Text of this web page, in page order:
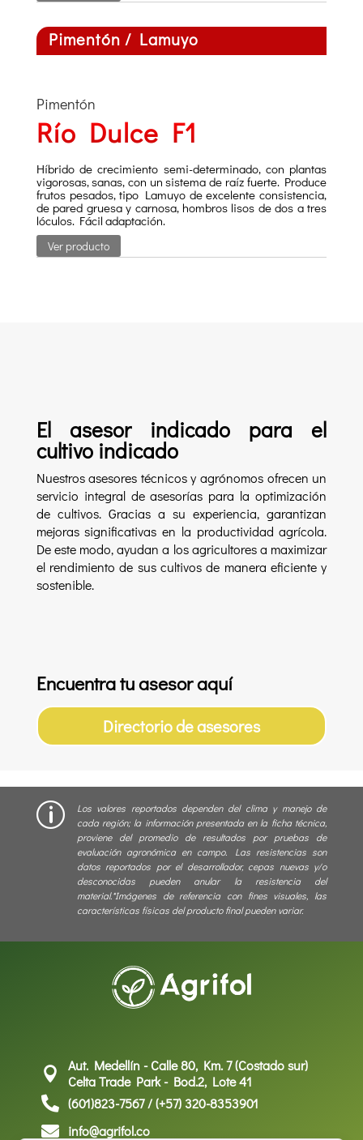
Pimentón / Lamuyo
Pimentón
Río Dulce F1
Híbrido de crecimiento semi-determinado, con plantas
vigorosas, sanas, con un sistema de raíz fuerte. Produce
frutos pesados, tipo Lamuyo de excelente consistencia,
de pared gruesa y carnosa, hombros lisos de dos a tres
lóculos. Fácil adaptación.
Ver producto
El asesor indicado para el
cultivo indicado
Nuestros asesores técnicos y agrónomos ofrecen un
servicio integral de asesorías para la optimización
de cultivos. Gracias a su experiencia, garantizan
mejoras significativas en la productividad agrícola.
De este modo, ayudan a los agricultores a maximizar
el rendimiento de sus cultivos de manera eficiente y
sostenible.
Encuentra tu asesor aquí
Directorio de asesores
p
Los valores reportados dependen del clima y manejo de
cada región; la información presentada en la ficha técnica,
proviene del promedio de resultados por pruebas de
evaluación agronómica en campo. Las resistencias son
datos reportados por el desarrollador, cepas nuevas y/o
desconocidas pueden anular la resistencia del
material.*Imágenes de referencia con fines visuales, las
características físicas del producto final pueden variar.

Aut. Medellín - Calle 80, Km. 7 (Costado sur)
Celta Trade Park - Bod.2, Lote 41
 (601)823-7567 / (+57) 320-8353901
 info@agrifol.co